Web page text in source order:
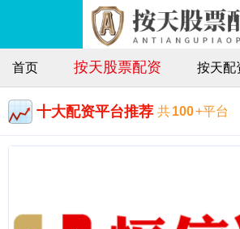
首页 按天股票配资 按天配
十大配资平台推荐 共100+平台